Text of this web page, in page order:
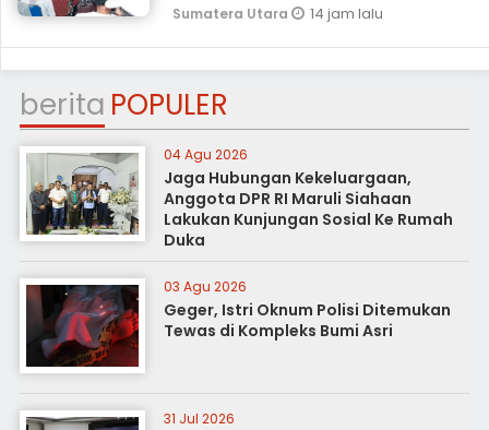
Sumatera Utara 14 jam lalu
berita POPULER
04 Agu 2026
Jaga Hubungan Kekeluargaan,
Anggota DPR RI Maruli Siahaan
Lakukan Kunjungan Sosial Ke Rumah
Duka
03 Agu 2026
Geger, Istri Oknum Polisi Ditemukan
Tewas di Kompleks Bumi Asri
31 Jul 2026